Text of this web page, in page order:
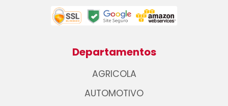
Departamentos
AGRICOLA
AUTOMOTIVO